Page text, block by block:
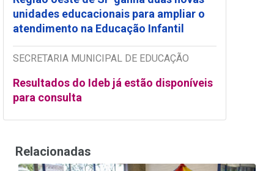
unidades educacionais para ampliar o
atendimento na Educação Infantil
SECRETARIA MUNICIPAL DE EDUCAÇÃO
Resultados do Ideb já estão disponíveis
para consulta
Relacionadas